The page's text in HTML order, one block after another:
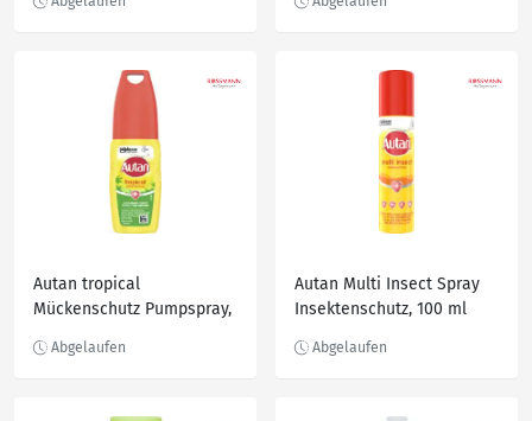
Autan tropical
Mückenschutz Pumpspray,
Autan Multi Insect Spray
Insektenschutz, 100 ml